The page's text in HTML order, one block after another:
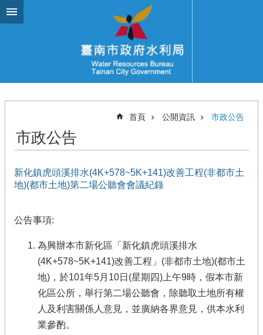
跳到主要內容區塊
首頁 公開資訊 市政公告
市政公告
新化鎮虎頭溪排水(4K+578~5K+141)改善工程(非都市土
地)(都市土地)第二場公聽會會議紀錄
公告事項:
為興辦本市新化區「新化鎮虎頭溪排水
(4K+578~5K+141)改善工程」(非都市土地)(都市土
地)，於101年5月10日(星期四)上午9時，假本市新
化區公所，舉行第二場公聽會，除聽取土地所有權
人及利害關係人意見，並廣納各界意見，供本水利
業參酌。